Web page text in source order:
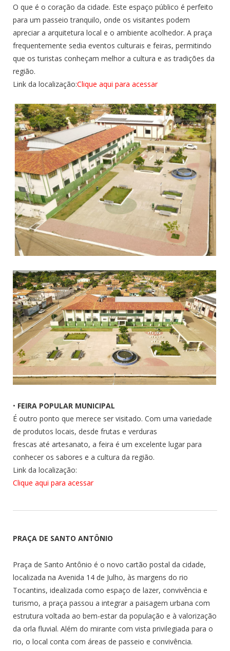
O que é o coração da cidade. Este espaço público é perfeito
para um passeio tranquilo, onde os visitantes podem
apreciar a arquitetura local e o ambiente acolhedor. A praça
frequentemente sedia eventos culturais e feiras, permitindo
que os turistas conheçam melhor a cultura e as tradições da
região.
Link da localização:Clique aqui para acessar
• FEIRA POPULAR MUNICIPAL
É outro ponto que merece ser visitado. Com uma variedade
de produtos locais, desde frutas e verduras
frescas até artesanato, a feira é um excelente lugar para
conhecer os sabores e a cultura da região.
Link da localização:
Clique aqui para acessar
PRAÇA DE SANTO ANTÔNIO
Praça de Santo Antônio é o novo cartão postal da cidade,
localizada na Avenida 14 de Julho, às margens do rio
Tocantins, idealizada como espaço de lazer, convivência e
turismo, a praça passou a integrar a paisagem urbana com
estrutura voltada ao bem-estar da população e à valorização
da orla fluvial. Além do mirante com vista privilegiada para o
rio, o local conta com áreas de passeio e convivência.